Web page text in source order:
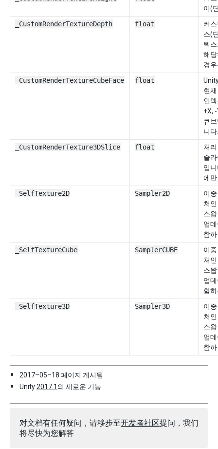
이(
_CustomRenderTextureDepth
float
커
스(
텍
해
경
_CustomRenderTextureCubeFace
float
현
인
+X,
큐
니다.
_CustomRenderTexture3DSlice
float
처
슬
입
에
_SelfTexture2D
Sampler2D
이
처
스
업
함
_SelfTextureCube
SamplerCUBE
이
처
스
업
함
_SelfTexture3D
Sampler3D
이
처
스
업
함
2017–05–18 페이지 게시됨
Unity2017.1 의 새로운 기능
对文档有任何疑问，请移步至开发者社区提问，我们
将尽快为您解答